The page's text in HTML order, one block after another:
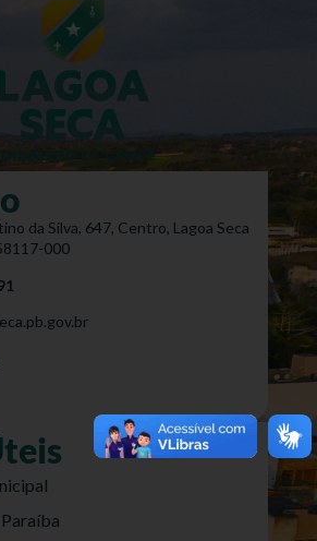
da Silva, 647, Centro, Lagoa Seca
000